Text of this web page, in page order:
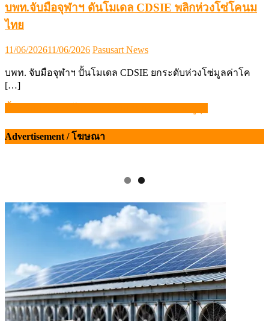
บพท.จับมือจุฬาฯ ดันโมเดล CDSIE พลิกห่วงโซ่โคนม
ไทย
Posted
11/06/202611/06/2026 Author
Pasusart News
บพท. จับมือจุฬาฯ ปั้นโมเดล CDSIE ยกระดับห่วงโซ่มูลค่าโค
[…]
แนะแนว
เรื่อง
Advertisement / โฆษณา